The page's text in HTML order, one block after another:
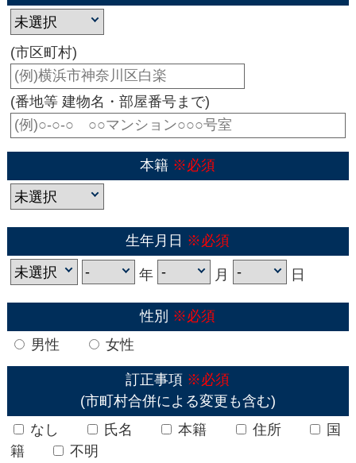
(市区町村)
(番地等 建物名・部屋番号まで)
本籍 ※必須
生年月日 ※必須
年 月 日
性別 ※必須
男性
女性
訂正事項 ※必須
(市町村合併による変更も含む)
なし
氏名 本籍 住所
国
籍
不明